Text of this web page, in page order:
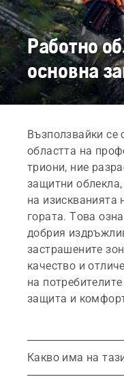
Работно
основна
Възползвайки се
областта на
триони, ние
защитни
на изискванията
гората. Това
добрия
застрашените
качество и
на
защита и
Какво има на
Общ преглед на